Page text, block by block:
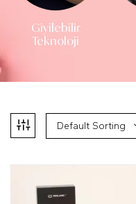
Giyilebilir
Teknoloji
Default Sorting